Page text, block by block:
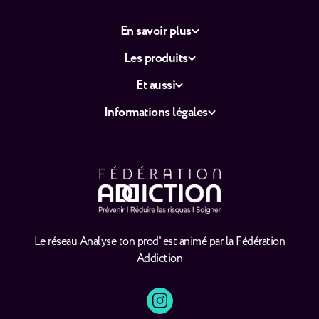
Le réseau Analyse ton prod' est animé par la Fédération
Addiction
En savoir plus
Les produits
Et aussi
Informations légales